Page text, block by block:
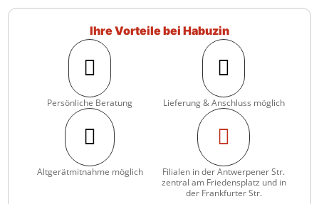
Ihre Vorteile bei Habuzin

Persönliche Beratung

Lieferung & Anschluss möglich

Altgerätmitnahme möglich

Filialen in der Antwerpener Str.
zentral am Friedensplatz und in
der Frankfurter Str.